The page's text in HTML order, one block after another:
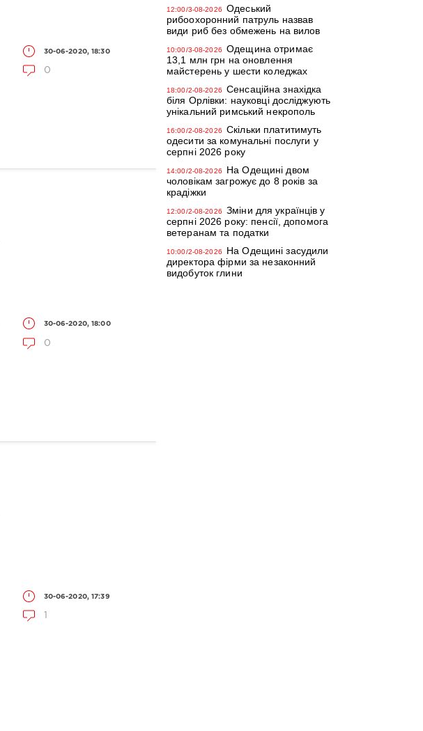
30-06-2020, 18:30
0
30-06-2020, 18:00
0
30-06-2020, 17:39
12:00/3-08-2026
Одеський
рибоохоронний патруль назвав
види риб без обмежень на вилов
10:00/3-08-2026
Одещина отримає
13,1 млн грн на оновлення
майстерень у шести коледжах
18:00/2-08-2026
Сенсаційна знахідка
біля Орлівки: науковці досліджують
унікальний римський некрополь
16:00/2-08-2026
Скільки платитимуть
одесити за комунальні послуги у
серпні 2026 року
14:00/2-08-2026
На Одещині двом
чоловікам загрожує до 8 років за
крадіжки
12:00/2-08-2026
Зміни для українців у
серпні 2026 року: пенсії, допомога
ветеранам та податки
10:00/2-08-2026
На Одещині засудили
директора фірми за незаконний
видобуток глини